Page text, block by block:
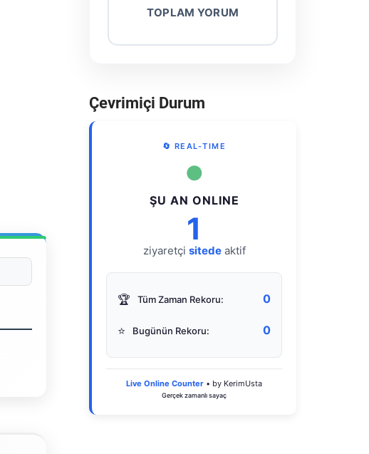
TOPLAM YORUM
Çevrimiçi Durum
🔄 REAL-TIME
●
ŞU AN ONLINE
1
ziyaretçi sitedeaktif
🏆 Tüm Zaman Rekoru: 0
⭐ Bugünün Rekoru: 0
Live Online Counter • by KerimUsta
Gerçek zamanlı sayaç